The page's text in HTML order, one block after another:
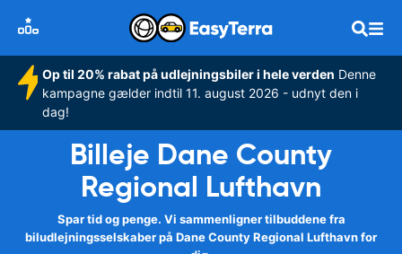
Op til 20% rabat på udlejningsbiler i hele verden Denne
kampagne gælder indtil 11. august 2026 - udnyt den i
dag!
Billeje Dane County
Regional Lufthavn
Spar tid og penge. Vi sammenligner tilbuddene fra
biludlejningsselskaber på Dane County Regional Lufthavn for